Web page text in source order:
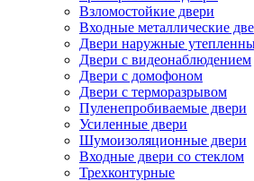
Взломостойкие двери
Входные металлические
Двери наружные
Двери с видеонаблюдением
Двери с домофоном
Двери с терморазрывом
Пуленепробиваемые двери
Усиленные двери
Шумоизоляционные двери
Входные двери со стеклом
Трехконтурные